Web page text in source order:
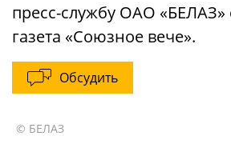
пресс-службу ОАО
газета «Союзное вече».
Обсудить
© БЕЛАЗ